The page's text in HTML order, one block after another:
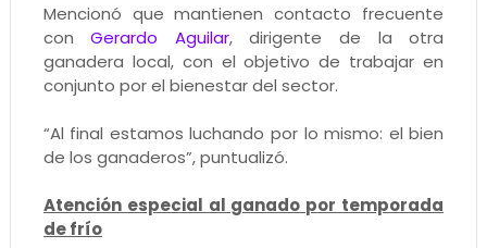
Mencionó que mantienen contacto frecuente
conGerardo Aguilar, dirigente de la otra
ganadera local, con el objetivo de trabajar en
conjunto por el bienestar del sector.
“Al final estamos luchando por lo mismo: el bien
de los ganaderos”, puntualizó.
Atención especial al ganado por temporada
de frío